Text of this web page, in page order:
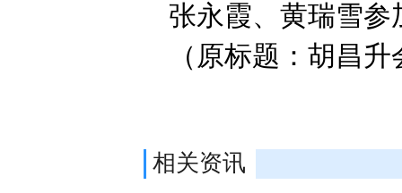
张永霞、黄瑞雪参
（原标题：胡昌
相关资讯